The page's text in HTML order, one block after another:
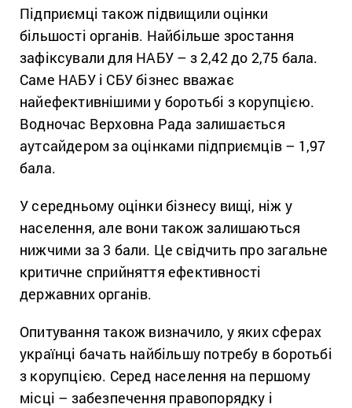
Підприємці також підвищили оцінки
більшості органів. Найбільше зростання
зафіксували для НАБУ – з 2,42 до 2,75 бала.
Саме НАБУ і СБУ бізнес вважає
найефективнішими у боротьбі з корупцією.
Водночас Верховна Рада залишається
аутсайдером за оцінками підприємців – 1,97
бала.
У середньому оцінки бізнесу вищі, ніж у
населення, але вони також залишаються
нижчими за 3 бали. Це свідчить про загальне
критичне сприйняття ефективності
державних органів.
Опитування також визначило, у яких сферах
українці бачать найбільшу потребу в боротьбі
з корупцією. Серед населення на першому
місці – забезпечення правопорядку і